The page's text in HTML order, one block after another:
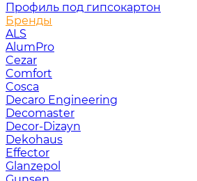
Профиль под гипсокартон
Бренды
ALS
AlumPro
Cezar
Comfort
Cosca
Decaro Engineering
Decomaster
Decor-Dizayn
Dekohaus
Effector
Glanzepol